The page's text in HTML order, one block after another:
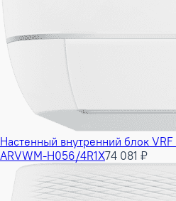
Настенный внутренний блок
ARVWM-H056/4R1X74 081 ₽